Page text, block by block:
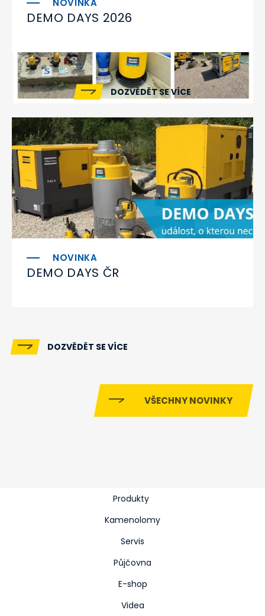
DEMO DAYS 2026
DOZVĚDĚT SE VÍCE
DEMO DAYS ČR
DOZVĚDĚT SE VÍCE
VŠECHNY NOVINKY
Produkty
Kamenolomy
Servis
Půjčovna
E-shop
Videa